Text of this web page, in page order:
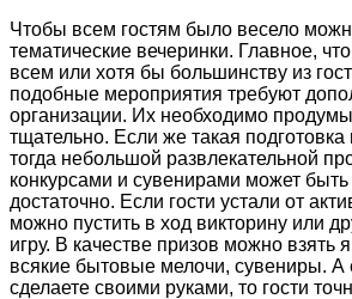
Чтобы всем гостям было весело
тематические вечеринки. Главное,
всем или хотя бы большинству из
подобные мероприятия требуют
организации. Их необходимо
тщательно. Если же такая подготовка
тогда небольшой развлекательной
конкурсами и сувенирами может
достаточно. Если гости устали от
можно пустить в ход викторину или
игру. В качестве призов можно взять
всякие бытовые мелочи, сувениры. А
сделаете своими руками, то гости